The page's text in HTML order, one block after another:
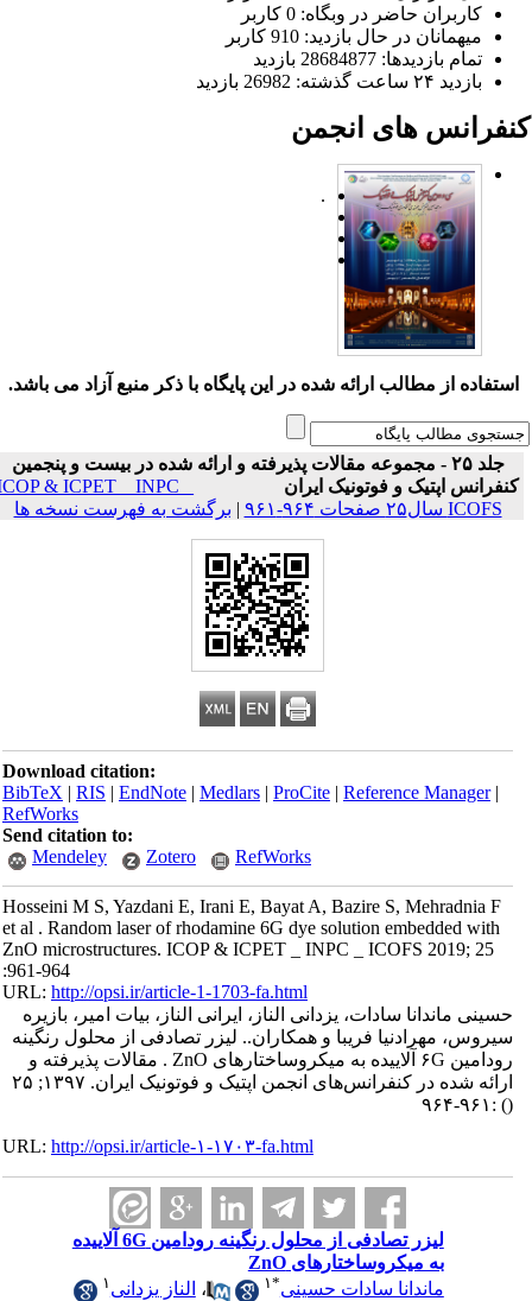
کاربران حاضر در وبگاه: 0 کاربر
میهمانان در حال بازدید: 910 کاربر
تمام بازدید‌ها: 28684877 بازدید
بازدید ۲۴ ساعت گذشته: 26982 بازدید
های انجمن
.
استفاده از مطالب ارائه شده در این پایگاه با ذکر منبع آزاد می باشد.
جلد ۲۵ - مجموعه مقالات پذیرفته و ارائه شده در بیست و پنجمین
کنفرانس اپتیک و فوتونیک ایران
ICOP & ICPET _ INPC _
ICOFS سال۲۵ صفحات ۹۶۴-۹۶۱
|برگشت به فهرست نسخه ها
Download citation:
BibTeX|RIS|EndNote|Medlars|ProCite|Reference Manager
RefWorks
Send citation to:
Mendeley
Zotero RefWorks
Hosseini M S, Yazdani E, Irani E, Bayat A, Bazire S, Mehradnia F
et al . Random laser of rhodamine 6G dye solution embedded with
ZnO microstructures. ICOP & ICPET _ INPC _ ICOFS 2019; 25
:961-964
URL:http://opsi.ir/article-1-1703-fa.html
حسینی ماندانا سادات، یزدانی الناز، ایرانی الناز، بیات امیر، بازیره
سیروس، مهرادنیا فریبا و همکاران.. لیزر تصادفی از محلول رنگینه
رودامین ۶G آلاییده به میکروساختار‌های ZnO . مقالات پذیرفته و
ارائه شده در کنفرانس‌های انجمن اپتیک و فوتونیک ایران. ۱۳۹۷; ۲۵
:۹۶۱-۹۶۴
URL:http://opsi.ir/article-۱-۱۷۰۳-fa.html
لیزر تصادفی از محلول رنگینه رودامین 6G آلاییده
به میکروساختار‌های ZnO
ماندانا سادات حسینی
۱ ،الناز یزدانی